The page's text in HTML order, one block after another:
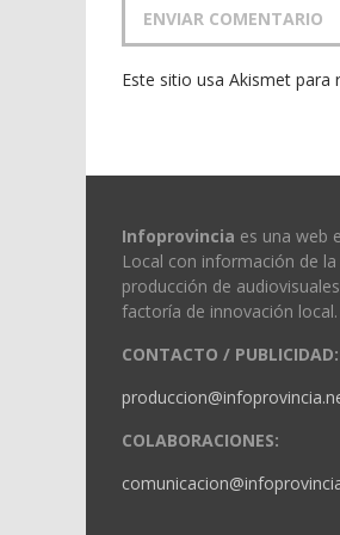
Este sitio usa Akismet para
Infoprovincia es una web
Local con información de
producción de
factoría de innovación local.
CONTACTO / PUBLICIDAD:
COLABORACIONES: